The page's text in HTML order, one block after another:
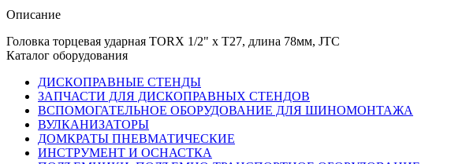
Описание
Головка торцевая ударная TORX 1/2" х Т27, длина 78мм, JTC
Каталог оборудования
ДИСКОПРАВНЫЕ СТЕНДЫ
ЗАПЧАСТИ ДЛЯ ДИСКОПРАВНЫХ СТЕНДОВ
ВСПОМОГАТЕЛЬНОЕ ОБОРУДОВАНИЕ ДЛЯ ШИНОМОНТАЖА
ВУЛКАНИЗАТОРЫ
ДОМКРАТЫ ПНЕВМАТИЧЕСКИЕ
ИНСТРУМЕНТ И ОСНАСТКА